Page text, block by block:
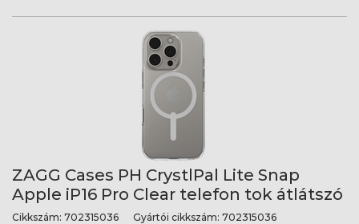
ZAGG Cases PH CrystlPal Lite Snap
Apple iP16 Pro Clear telefon tok átlátszó
Cikkszám: 702315036 Gyártói cikkszám: 702315036